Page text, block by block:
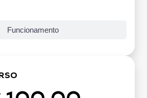
Funcionamento